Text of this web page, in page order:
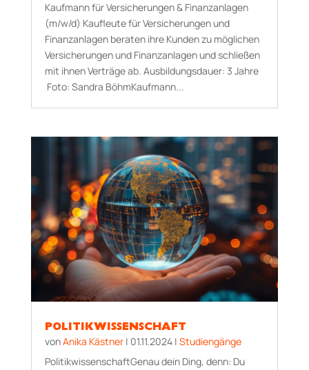
Kaufmann für Versicherungen & Finanzanlagen
(m/w/d) Kaufleute für Versicherungen und
Finanzanlagen beraten ihre Kunden zu möglichen
Versicherungen und Finanzanlagen und schließen
mit ihnen Verträge ab. Aus­bildungs­dauer: 3 Jahre
Foto: Sandra BöhmKaufmann...
POLITIKWISSENSCHAFT
vonAnika Kästner| 01.11.2024| Studiengänge
PolitikwissenschaftGenau dein Ding, denn: Du